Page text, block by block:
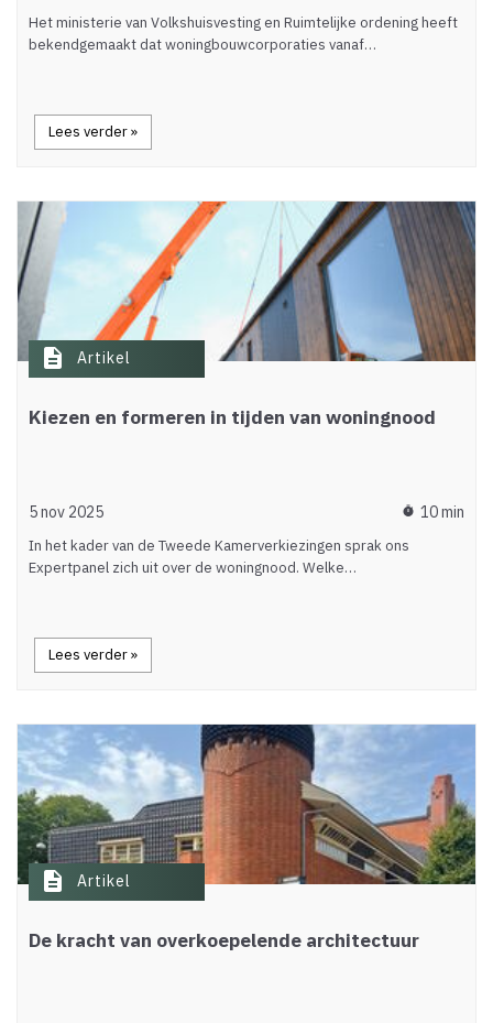
Het ministerie van Volkshuisvesting en Ruimtelijke ordening heeft
bekendgemaakt dat woningbouwcorporaties vanaf…
Lees verder »
description Artikel
Kiezen en formeren in tijden van woningnood
5 nov 2025 timer 10 min
In het kader van de Tweede Kamerverkiezingen sprak ons
Expertpanel zich uit over de woningnood. Welke…
Lees verder »
description Artikel
De kracht van overkoepelende architectuur